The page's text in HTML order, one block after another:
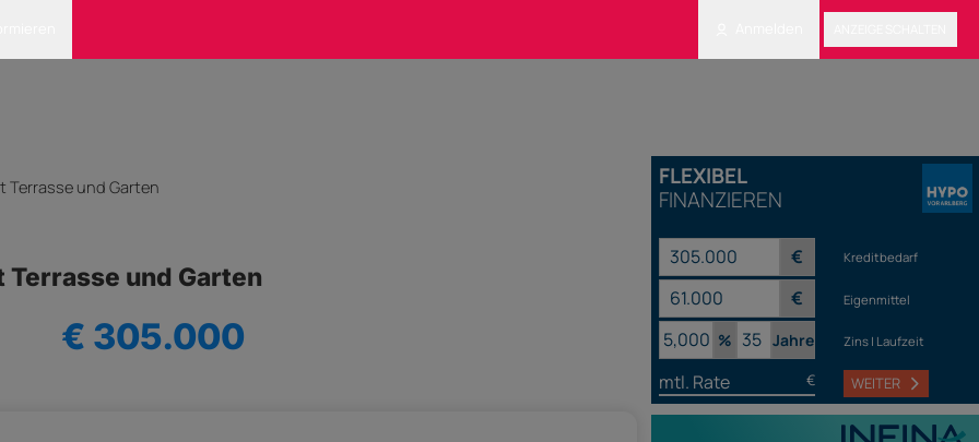
FLEXIBEL
FINANZIEREN
€ Kreditbedarf
€ Eigenmittel
% Jahre Zins | Laufzeit
mtl. Rate € WEITER
Terrasse und Garten
und Garten
€ 305.000